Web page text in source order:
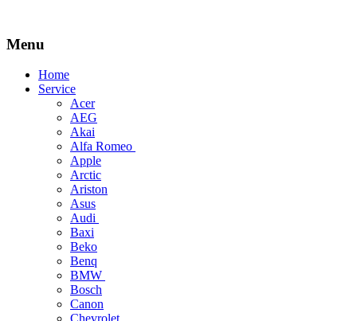
Menu
Skip
Home
Service
Acer
AEG
Akai
Alfa Romeo
Apple
Arctic
Ariston
Asus
Audi
Baxi
Beko
Benq
BMW
Bosch
Canon